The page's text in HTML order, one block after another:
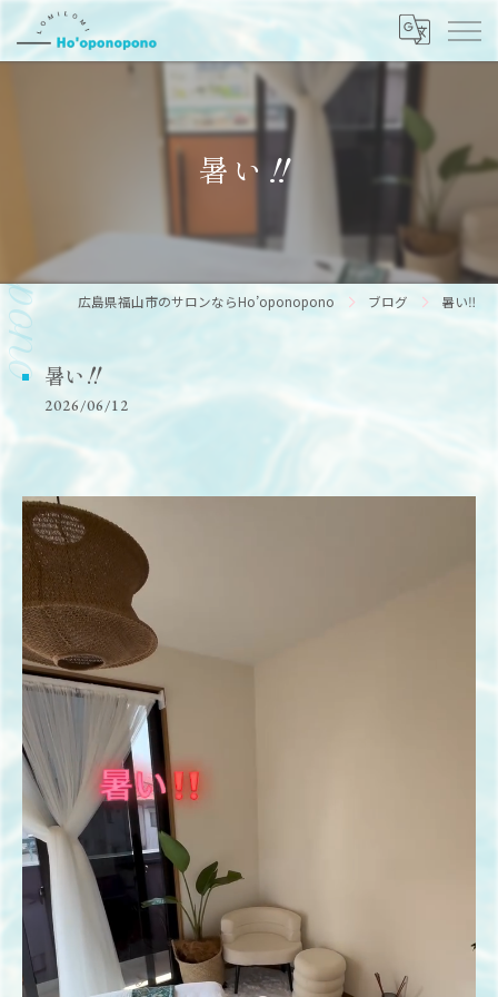
暑い‼️
広島県福山市のサロンならHo’oponopono ブログ 暑い‼️
暑い‼️
2026/06/12